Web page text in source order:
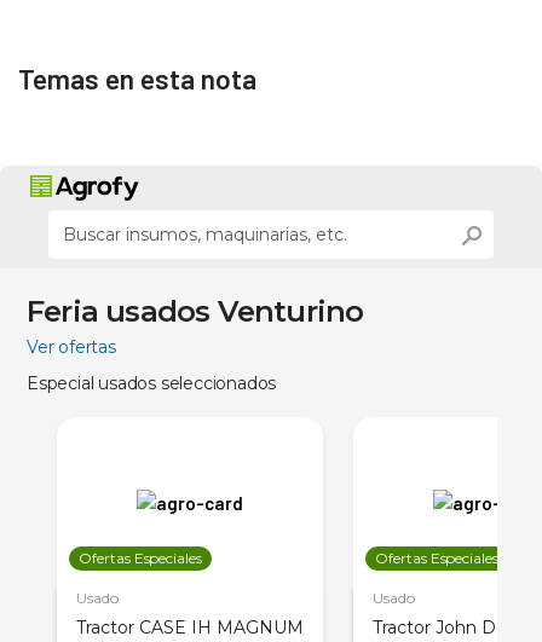
Temas en esta nota
Feria usados Venturino
Ver ofertas
Especial usados seleccionados
Ofertas Especiales
Usado
Tractor CASE IH MAGNUM
Ofertas Especiales
Usado
Tractor John Deere